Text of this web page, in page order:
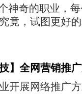
神奇的职业，
竟，试图更好
技】全网营销推
开展网络推广